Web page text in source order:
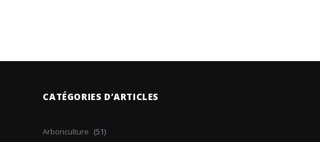
CATÉGORIES D’ARTICLES
Arboriculture (51)